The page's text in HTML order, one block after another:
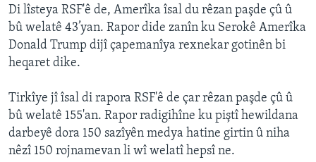
Di lîsteya RSF'ê de, Amerîka îsal du rêzan paşde çû û
bû welatê 43’yan. Rapor dide zanîn ku Serokê Amerîka
Donald Trump dijî çapemanîya rexnekar gotinên bi
heqaret dike.
Tirkîye jî îsal di rapora RSF'ê de çar rêzan paşde çû û
bû welatê 155'an. Rapor radigihîne ku piştî hewildana
darbeyê dora 150 sazîyên medya hatine girtin û niha
nêzî 150 rojnamevan li wî welatî hepsî ne.